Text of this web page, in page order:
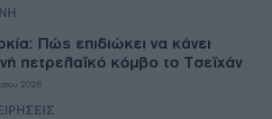
Πώς επιδιώκει να κάνει
πετρελαϊκό κόμβο το Τσεϊχάν
2026